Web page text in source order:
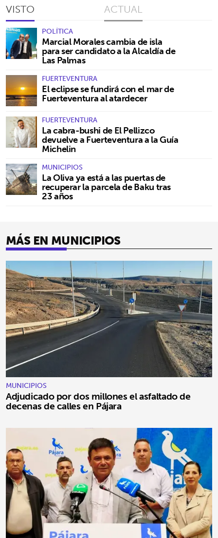
VISTO ACTUAL
POLÍTICA
Marcial Morales cambia de isla
para ser candidato a la Alcaldía de
Las Palmas
FUERTEVENTURA
El eclipse se fundirá con el mar de
Fuerteventura al atardecer
FUERTEVENTURA
La cabra-bushi de El Pellizco
devuelve a Fuerteventura a la Guía
Michelin
MUNICIPIOS
La Oliva ya está a las puertas de
recuperar la parcela de Baku tras
23 años
MÁS EN MUNICIPIOS
MUNICIPIOS
Adjudicado por dos millones el asfaltado de
decenas de calles en Pájara